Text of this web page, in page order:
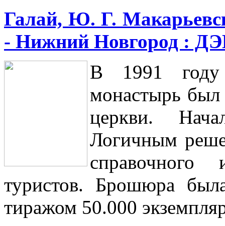
Галай, Ю. Г.
- Нижний Новгород :
В 1991 году
монастырь был
церкви.
Логичным
туристов. Брошюра
тиражом 50.000